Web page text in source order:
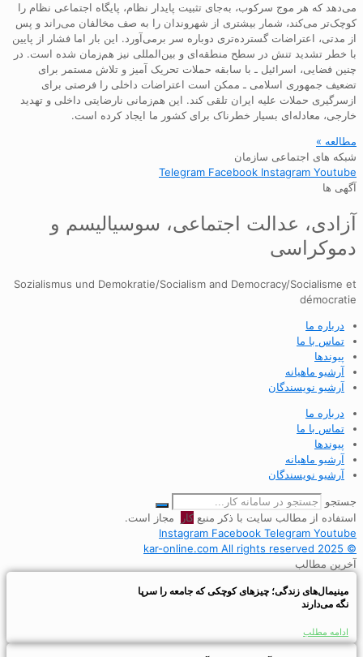
می‌دهد که هر موج سرکوب، به‌جای تثبیت پایدار نظام، پایگاه اجتماعی نظام را
کوچک‌تر می‌کند، شمار بیشتری از شهروندان را به صف مخالفان می‌راند و پس
از مدتی، اعتراضات گسترده‌تری دوباره سر برمی‌آورد. این بار اما فشار از پایین
با خطر تشدید تنش در سطح منطقه‌ای و بین‌المللی نیز هم‌زمان شده است. در
چنین فضایی، اسرائیل ـ با سابقه حملات تحریک آمیز و تلاش مستمر برای
تضعیف جمهوری اسلامی ـ ممکن است اعتراضات داخلی را فرصتی برای
ازسرگیری حملات علیه ایران تلقی کند. این هم‌زمانی نارضایتی داخلی و تهدید
خارجی، معادله‌ای بسیار خطرناک برای کشور ما ایجاد کرده است.
مطالعه »
شبکه های اجتماعی سازمان
Telegram Facebook Instagram Youtube
آگهی ها
آزادی، عدالت اجتماعی، سوسیالیسم و
دموکراسی
Sozialismus und Demokratie/Socialism and Democracy/Socialisme et
démocratie
درباره ما
تماس با ما
پیوندها
آرشیو ماهیانه
آرشیو نویسندگان
درباره ما
تماس با ما
پیوندها
آرشیو ماهیانه
آرشیو نویسندگان
جستجو
استفاده از مطالب سایت با ذکر منبعکار
مجاز است.
Instagram Facebook Telegram Youtube
© 2025 kar-online.com All rights reserved
آخرین مطالب
مینیمال‌های زندگی؛ چیزهای کوچکی که جامعه را سرپا
نگه می‌دارند
ادامه مطلب